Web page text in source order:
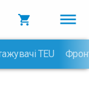

TEU